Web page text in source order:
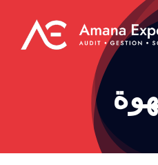
contenu